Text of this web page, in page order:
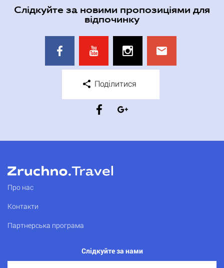
Слідкуйте за новими пропозиціями для
відпочинку
Поділитися
Про нас
Контакти
Партнерська програма
Слідкуйте за нами